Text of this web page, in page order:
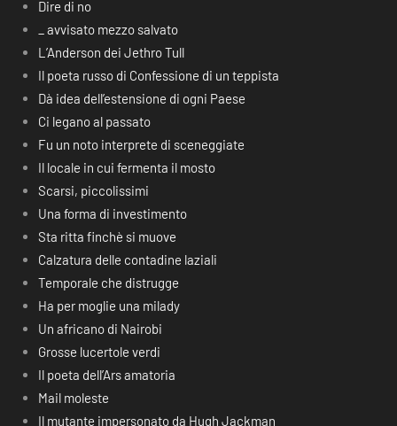
Dire di no
_ avvisato mezzo salvato
L’Anderson dei Jethro Tull
Il poeta russo di Confessione di un teppista
Dà idea dell’estensione di ogni Paese
Ci legano al passato
Fu un noto interprete di sceneggiate
Il locale in cui fermenta il mosto
Scarsi, piccolissimi
Una forma di investimento
Sta ritta finchè si muove
Calzatura delle contadine laziali
Temporale che distrugge
Ha per moglie una milady
Un africano di Nairobi
Grosse lucertole verdi
Il poeta dell’Ars amatoria
Mail moleste
Il mutante impersonato da Hugh Jackman